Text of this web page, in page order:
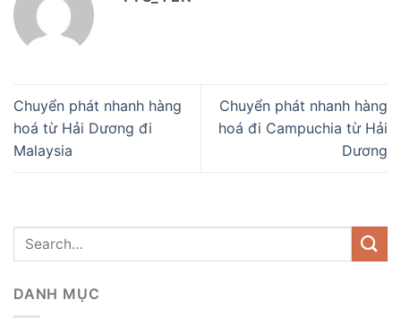
Chuyển phát nhanh hàng
hoá từ Hải Dương đi
Malaysia
Chuyển phát nhanh hàng
hoá đi Campuchia từ Hải
Dương
DANH MỤC